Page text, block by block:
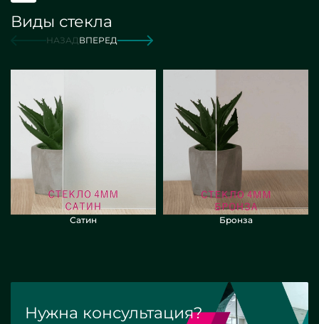
Виды стекла
НАЗАДВПЕРЕД
Сатин Бронза
Нужна консультация?